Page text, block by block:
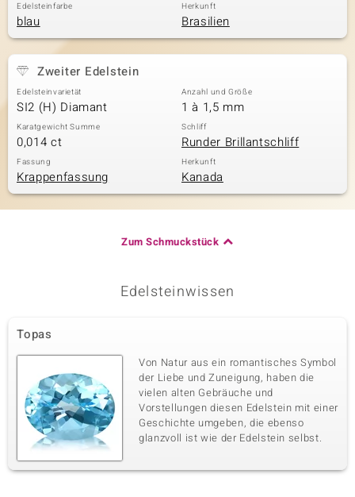
Edelsteinfarbe
blau
Herkunft
Brasilien
Zweiter Edelstein
Edelsteinvarietät
SI2 (H) Diamant
Anzahl und Größe
1 à 1,5 mm
Karatgewicht Summe
0,014 ct
Schliff
Runder Brillantschliff
Fassung
Krappenfassung
Herkunft
Kanada
Zum Schmuckstück
Edelsteinwissen
Topas
Von Natur aus ein romantisches Symbol
der Liebe und Zuneigung, haben die
vielen alten Gebräuche und
Vorstellungen diesen Edelstein mit einer
Geschichte umgeben, die ebenso
glanzvoll ist wie der Edelstein selbst.